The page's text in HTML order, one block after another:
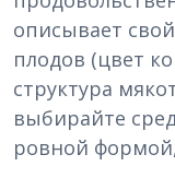
описывает
плодов (цвет
структура
выбирайте
ровной